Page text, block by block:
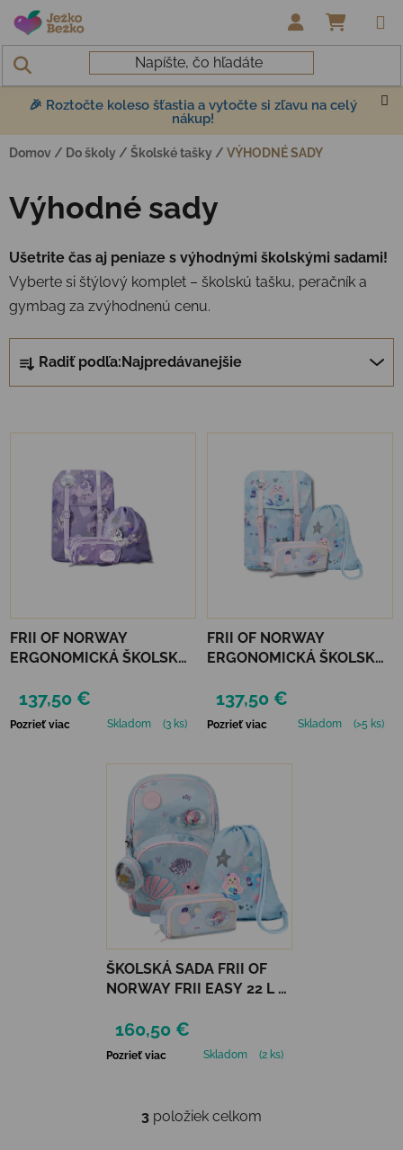
Prejsť na obsah
🎉 Roztočte koleso šťastia a vytočte si zľavu na celý
nákup!
Domov / Do školy / Školské tašky / VÝHODNÉ SADY
Výhodné sady
Ušetrite čas aj peniaze s výhodnými školskými sadami!
Vyberte si štýlový komplet – školskú tašku, peračník a
gymbag za zvýhodnenú cenu.
Radiť podľa: Najpredávanejšie
Výpis produktov
FRII OF NORWAY
ERGONOMICKÁ ŠKOLSKÁ
UNICORN PURPLE
137,50 €
Pozrieť viac Skladom (3 ks)
FRII OF NORWAY
ERGONOMICKÁ ŠKOLSKÁ
MERMAID LIGHT BLUE
137,50 €
Pozrieť viac Skladom (>5 ks)
ŠKOLSKÁ SADA FRII OF
NORWAY FRII EASY 22 L -
160,50 €
Pozrieť viac Skladom (2 ks)
Ovládacie prvky výpisu
3 položiek celkom